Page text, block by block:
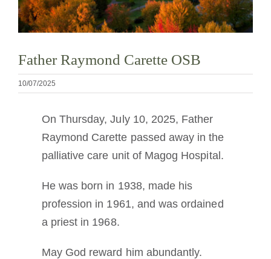
Devenir moine ou moniale
NEXUS
Father Raymond Carette OSB
10/07/2025
On Thursday, July 10, 2025, Father
Raymond Carette passed away in the
palliative care unit of Magog Hospital.
He was born in 1938, made his
profession in 1961, and was ordained
a priest in 1968.
May God reward him abundantly.